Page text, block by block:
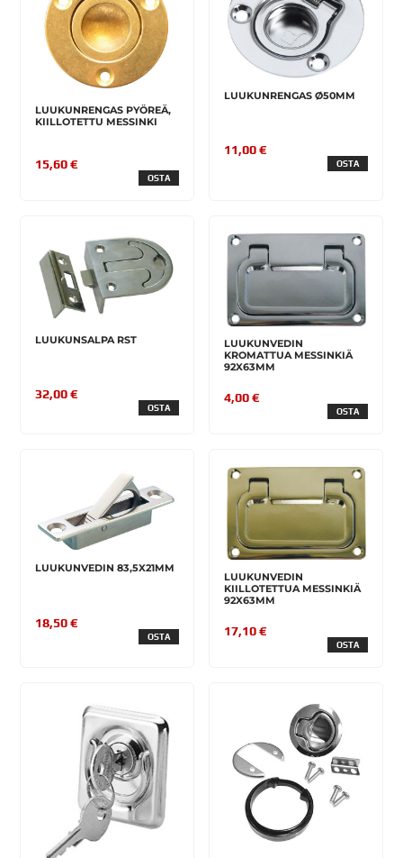
LUUKUNRENGAS PYÖREÄ,
KIILLOTETTU MESSINKI
15,60 €
OSTA
LUUKUNRENGAS Ø50MM
11,00 €
OSTA
LUUKUNSALPA RST
32,00 €
OSTA
LUUKUNVEDIN
KROMATTUA MESSINKIÄ
92X63MM
4,00 €
OSTA
LUUKUNVEDIN 83,5X21MM
18,50 €
OSTA
LUUKUNVEDIN
KIILLOTETTUA MESSINKIÄ
92X63MM
17,10 €
OSTA